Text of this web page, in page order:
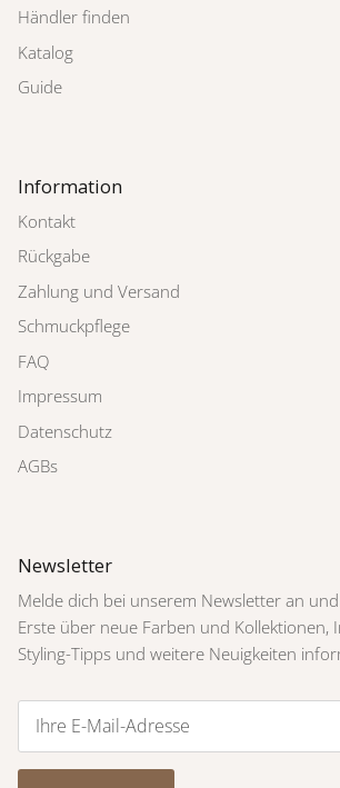
Händler finden
Katalog
Guide
Information
Kontakt
Rückgabe
Zahlung und Versand
Schmuckpflege
FAQ
Impressum
Datenschutz
AGBs
Newsletter
Melde dich bei unserem Newsletter an
Erste über neue Farben und Kollektionen,
Styling-Tipps und weitere Neuigkeiten